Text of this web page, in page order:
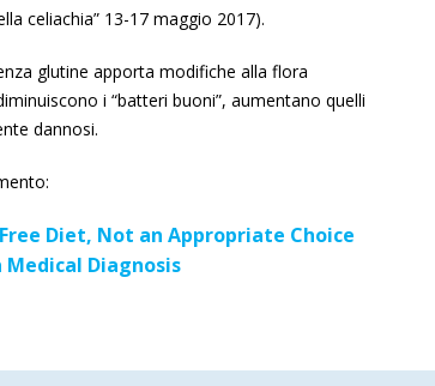
celiachia” 13-17 maggio 2017).
glutine apporta modifiche alla flora
i “batteri buoni”, aumentano quelli
dannosi.
Diet, Not an Appropriate Choice
Diagnosis